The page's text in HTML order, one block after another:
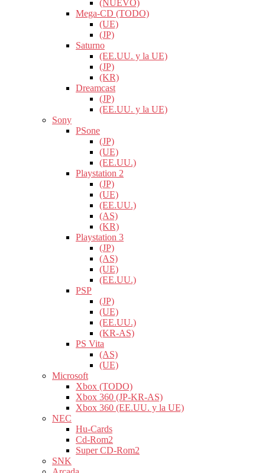
(NUEVO)
Mega-CD (TODO)
(UE)
(JP)
Saturno
(EE.UU. y la UE)
(JP)
(KR)
Dreamcast
(JP)
(EE.UU. y la UE)
Sony
PSone
(JP)
(UE)
(EE.UU.)
Playstation 2
(JP)
(UE)
(EE.UU.)
(AS)
(KR)
Playstation 3
(JP)
(AS)
(UE)
(EE.UU.)
PSP
(JP)
(UE)
(EE.UU.)
(KR-AS)
PS Vita
(AS)
(UE)
Microsoft
Xbox (TODO)
Xbox 360 (JP-KR-AS)
Xbox 360 (EE.UU. y la UE)
NEC
Hu-Cards
Cd-Rom2
Super CD-Rom2
SNK